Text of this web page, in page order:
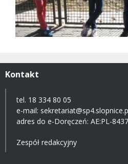
Kontakt
tel. 18 334 80 05
e-mail:
adres do e-Doręczeń: AE:PL-
Zespół redakcyjny